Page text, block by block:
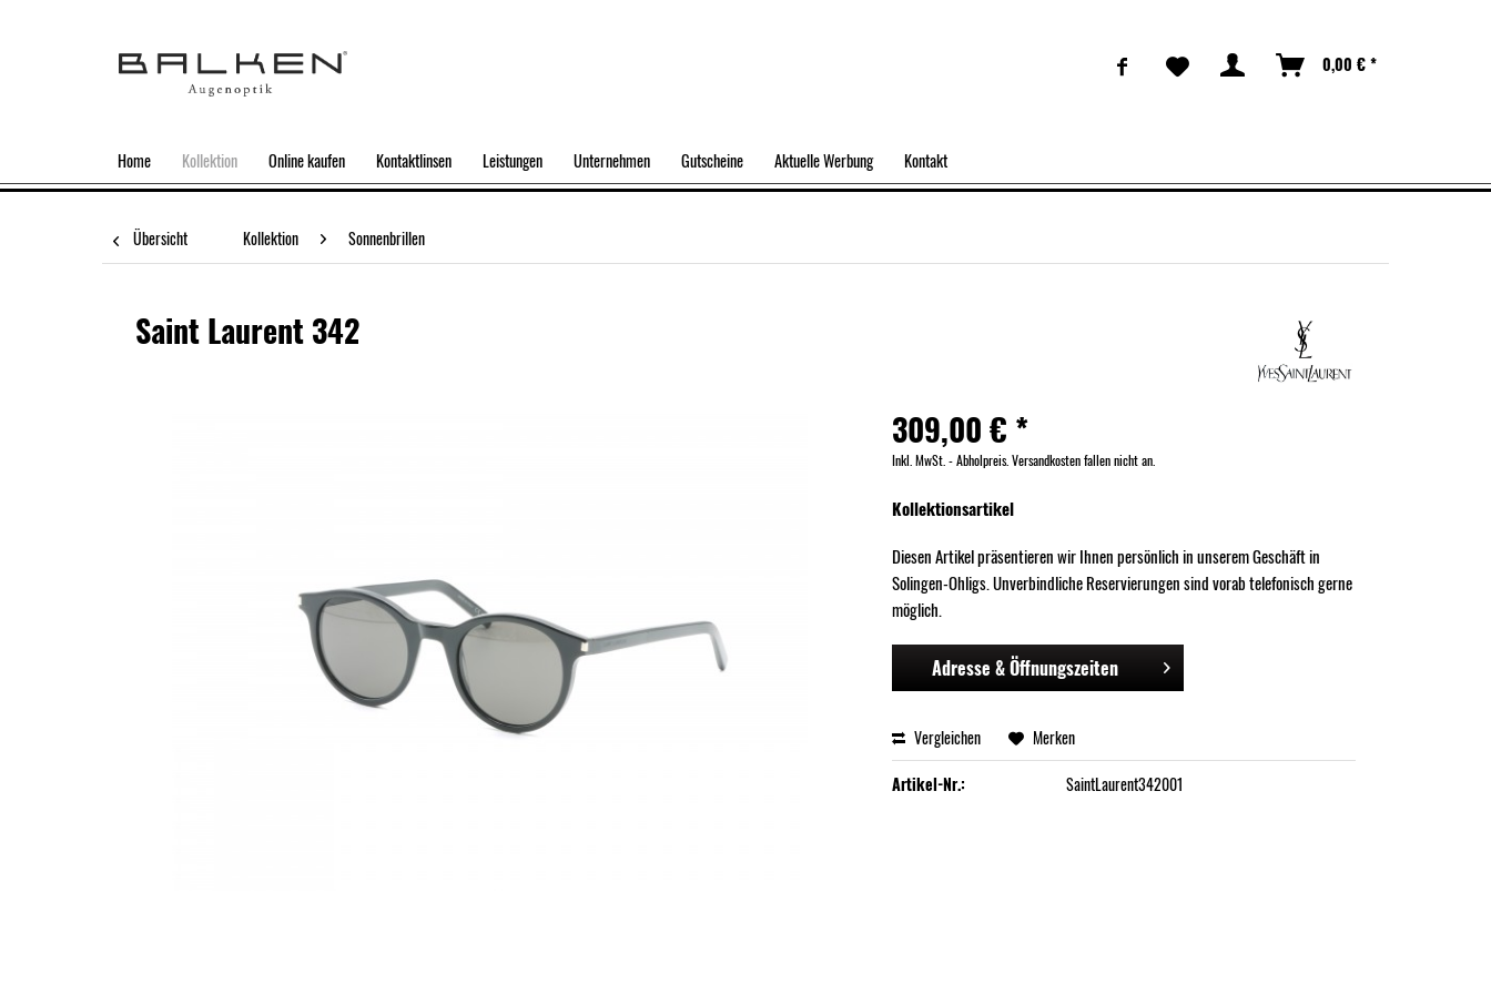
0,00 € *
Home Kollektion Online kaufen Kontaktlinsen Leistungen Unternehmen Gutscheine Aktuelle Werbung Kontakt
Übersicht Kollektion Sonnenbrillen
Saint Laurent 342
309,00 € *
Inkl. MwSt. - Abholpreis. Versandkosten fallen nicht an.
Kollektionsartikel
Diesen Artikel präsentieren wir Ihnen persönlich in unserem Geschäft in
Solingen-Ohligs. Unverbindliche Reservierungen sind vorab telefonisch gerne
möglich.
Adresse & Öffnungszeiten
Vergleichen
Merken
Artikel-Nr.:
SaintLaurent342001